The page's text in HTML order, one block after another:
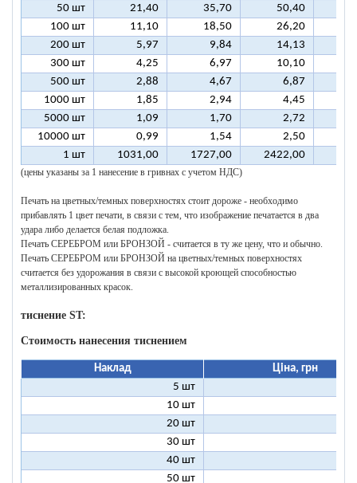
50 шт
21,40 35,70 50,40
100 шт
11,10 18,50 26,20
200 шт
5,97 9,84 14,13
300 шт
4,25 6,97 10,10
500 шт
2,88 4,67 6,87
1000 шт
1,85 2,94 4,45
5000 шт
1,09 1,70 2,72
10000 шт
0,99 1,54 2,50
1 шт
1031,00 1727,00 2422,00
(цены указаны за 1 нанесение в гривнах с учетом НДС)
Печать на цветных/темных поверхностях стоит дороже - необходимо
прибавлять 1 цвет печати, в связи с тем, что изображение печатается в два
удара либо делается белая подложка.
Печать СЕРЕБРОМ или БРОНЗОЙ - считается в ту же цену, что и обычно.
Печать СЕРЕБРОМ или БРОНЗОЙ на цветных/темных поверхностях
считается без удорожания в связи с высокой кроющей способностью
металлизированных красок.
тиснение ST:
Стоимость нанесения тиснением
Наклад
Ціна, грн
5 шт
10 шт
20 шт
30 шт
40 шт
50 шт